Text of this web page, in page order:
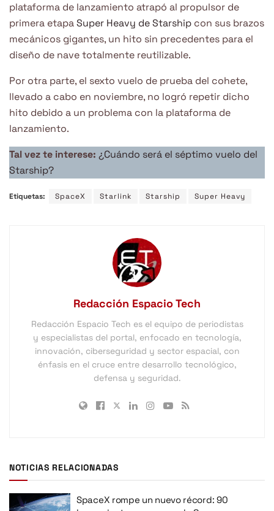
plataforma de lanzamiento atrapó al propulsor de
primera etapaSuper Heavy de Starship con sus brazos
mecánicos gigantes, un hito sin precedentes para el
diseño de nave totalmente reutilizable.
Por otra parte, el sexto vuelo de prueba del cohete,
llevado a cabo en noviembre, no logró repetir dicho
hito debido a un problema con la plataforma de
lanzamiento.
Tal vez te interese: ¿Cuándo será el séptimo vuelo del
Starship?
Etiquetas: SpaceX Starlink Starship Super Heavy
Redacción Espacio Tech
Redacción Espacio Tech es el equipo de periodistas
y especialistas del portal, enfocado en tecnología,
innovación, ciberseguridad y sector espacial, con
énfasis en el cruce entre desarrollo tecnológico,
defensa y seguridad.
NOTICIAS RELACIONADAS
SpaceX rompe un nuevo récord: 90